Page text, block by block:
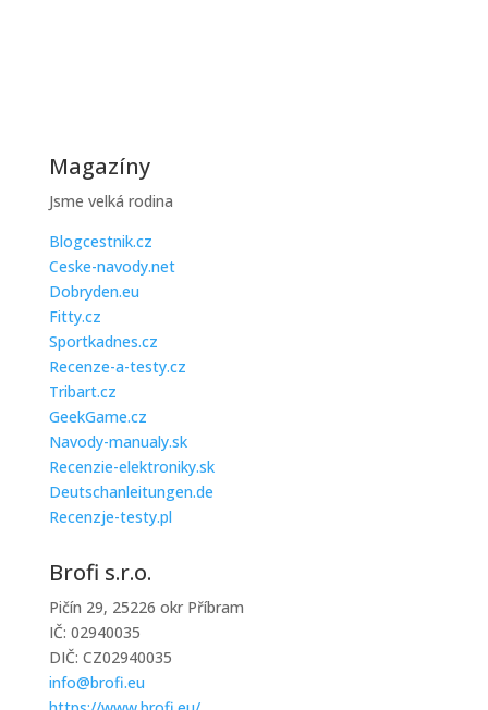
Magazíny
Jsme velká rodina
Blogcestnik.cz
Ceske-navody.net
Dobryden.eu
Fitty.cz
Sportkadnes.cz
Recenze-a-testy.cz
Tribart.cz
GeekGame.cz
Navody-manualy.sk
Recenzie-elektroniky.sk
Deutschanleitungen.de
Recenzje-testy.pl
Brofi s.r.o.
Pičín 29, 25226 okr Příbram
IČ: 02940035
DIČ: CZ02940035
info@brofi.eu